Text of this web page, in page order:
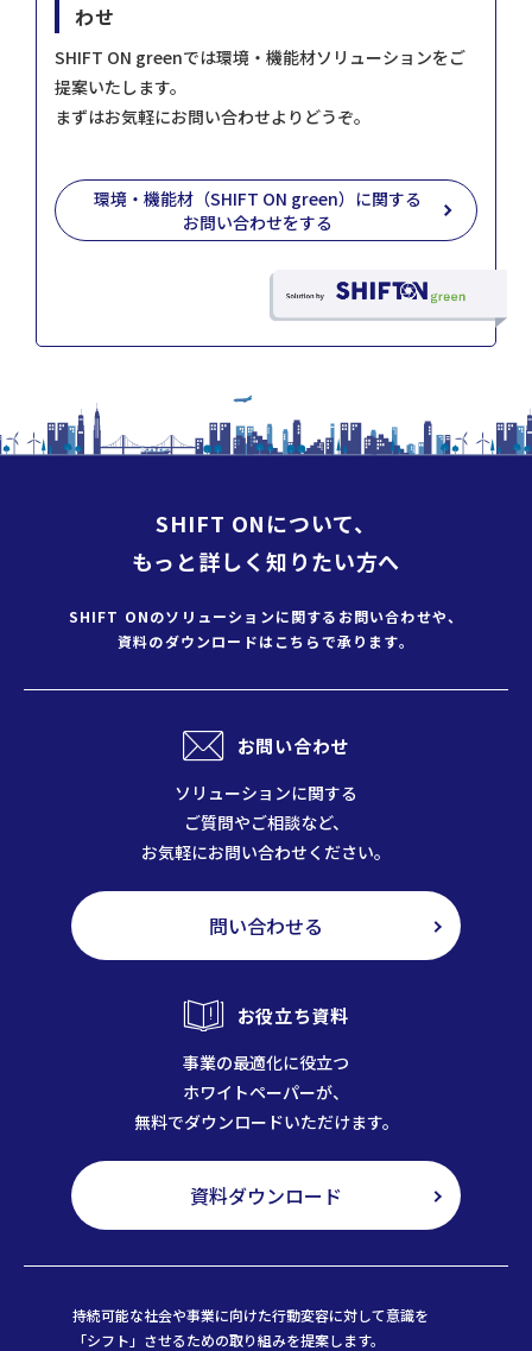
わせ
SHIFT ON greenでは環境・機能材ソリューションをご
提案いたします。
まずはお気軽にお問い合わせよりどうぞ。
環境・機能材（SHIFT ON green）に関する
お問い合わせをする
SHIFT ONについて、
もっと詳しく知りたい方へ
SHIFT ONのソリューションに関するお問い合わせや、
資料のダウンロードはこちらで承ります。
お問い合わせ
ソリューションに関する
ご質問やご相談など、
お気軽にお問い合わせください。
問い合わせる
お役立ち資料
事業の最適化に役立つ
ホワイトペーパーが、
無料でダウンロードいただけます。
資料ダウンロード
持続可能な社会や事業に向けた行動変容に対して意識を
「シフト」させるための取り組みを提案します。